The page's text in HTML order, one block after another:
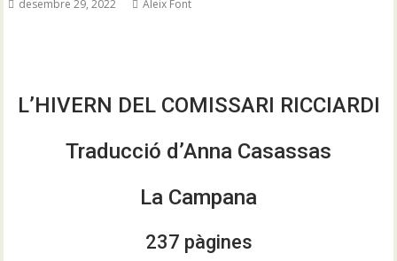
desembre 29, 2022 Aleix Font
L’HIVERN DEL COMISSARI RICCIARDI
Traducció d’Anna Casassas
La Campana
237 pàgines